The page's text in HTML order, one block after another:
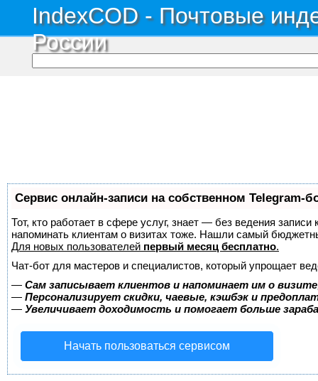
IndexCOD - Почтовые
России
Сервис онлайн-записи на собственном Telegram-
Тот, кто работает в сфере услуг, знает — без ведения
напоминать клиентам о визитах тоже. Нашли самый
Для новых пользователей первый месяц бесплатно.
Чат-бот для мастеров и специалистов, который упрощает
— Сам записывает клиентов и напоминает им о
— Персонализирует скидки, чаевые, кэшбэк и
— Увеличивает доходимость и помогает больше
Начать пользоваться сервисом